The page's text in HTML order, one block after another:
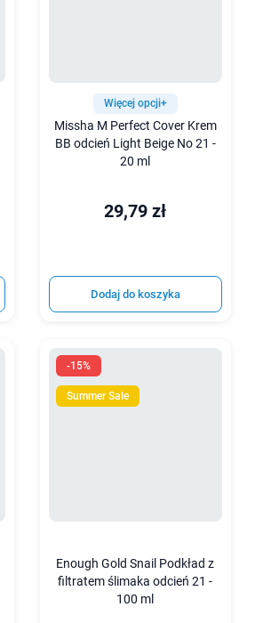
Więcej opcji+
Missha M Perfect Cover Krem
BB odcień Light Beige No 21 -
20 ml
29,79 zł
Dodaj do koszyka
-15%
Summer Sale
Enough Gold Snail Podkład z
filtratem ślimaka odcień 21 -
100 ml